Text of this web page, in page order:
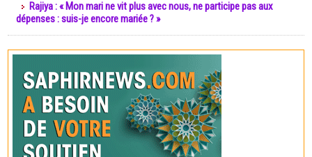
Rajiya : « Mon mari ne vit plus avec nous, ne participe pas aux
dépenses : suis-je encore mariée ? »